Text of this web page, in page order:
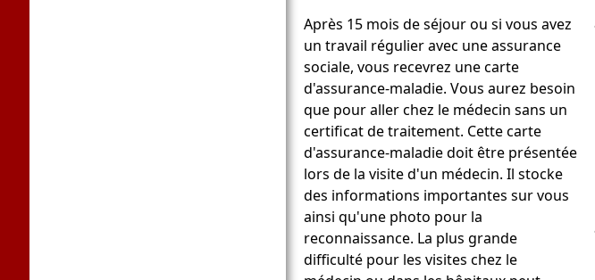
Après 15 mois de séjour ou si vous avez
un travail régulier avec une assurance
sociale, vous recevrez une carte
d'assurance-maladie. Vous aurez besoin
que pour aller chez le médecin sans un
certificat de traitement. Cette carte
d'assurance-maladie doit être présentée
lors de la visite d'un médecin. Il stocke
des informations importantes sur vous
ainsi qu'une photo pour la
reconnaissance. La plus grande
difficulté pour les visites chez le